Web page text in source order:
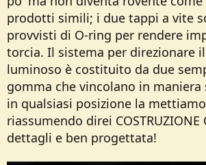
prodotti simili; i due tappi a vite
provvisti di O-ring per rendere
torcia. Il sistema per direzionare
luminoso è costituito da due
gomma che vincolano in maniera
in qualsiasi posizione la
riassumendo direi COSTRUZIONE
dettagli e ben progettata!